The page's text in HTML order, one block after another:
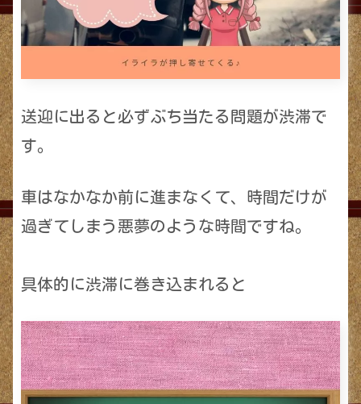
送迎に出ると必ずぶち当たる問題が渋滞で
す。
車はなかなか前に進まなくて、時間だけが
過ぎてしまう悪夢のような時間ですね。
具体的に渋滞に巻き込まれると